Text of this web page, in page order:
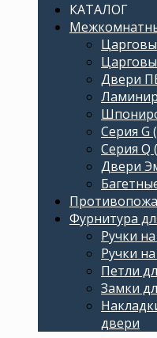
КАТАЛОГ
Двери
Серия G
Серия Q
Двери
Фурнитура
Ручки
Ручки
Петли
Замки
двери